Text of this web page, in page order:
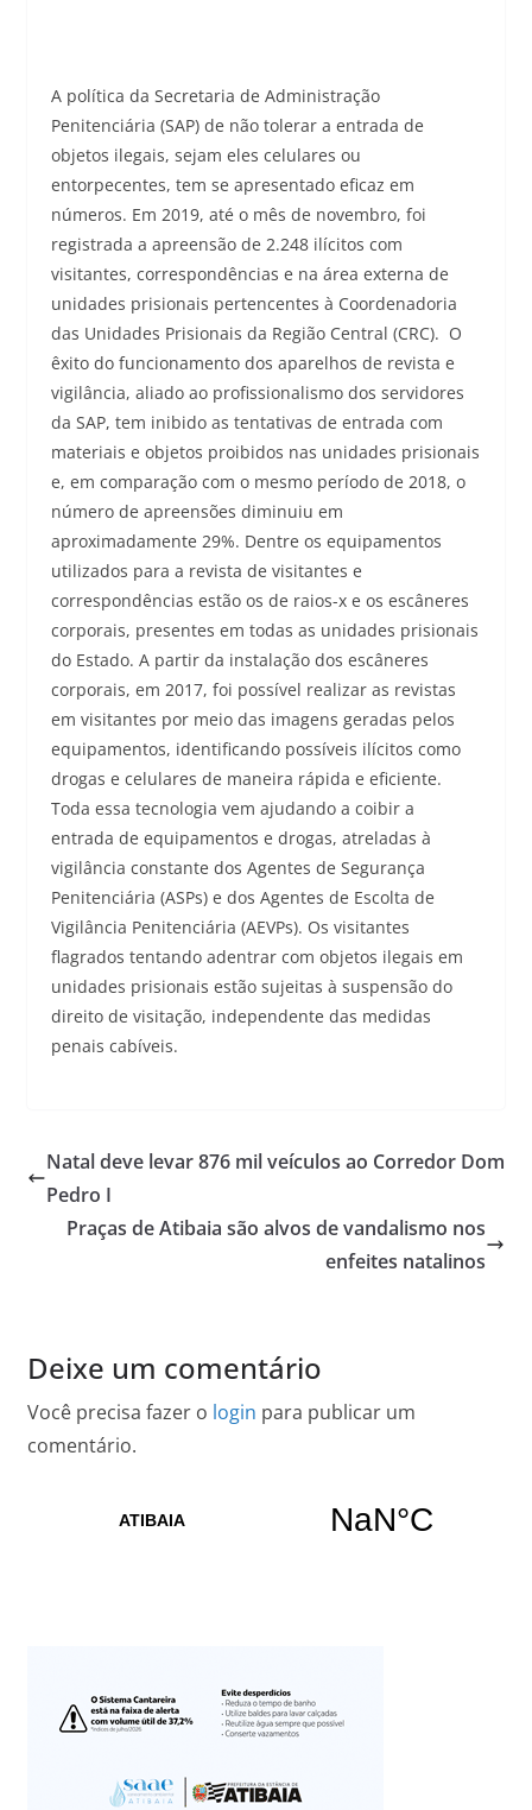
A política da Secretaria de Administração
Penitenciária (SAP) de não tolerar a entrada de
objetos ilegais, sejam eles celulares ou
entorpecentes, tem se apresentado eficaz em
números. Em 2019, até o mês de novembro, foi
registrada a apreensão de 2.248 ilícitos com
visitantes, correspondências e na área externa de
unidades prisionais pertencentes à Coordenadoria
das Unidades Prisionais da Região Central (CRC). O
êxito do funcionamento dos aparelhos de revista e
vigilância, aliado ao profissionalismo dos servidores
da SAP, tem inibido as tentativas de entrada com
materiais e objetos proibidos nas unidades prisionais
e, em comparação com o mesmo período de 2018, o
número de apreensões diminuiu em
aproximadamente 29%. Dentre os equipamentos
utilizados para a revista de visitantes e
correspondências estão os de raios-x e os escâneres
corporais, presentes em todas as unidades prisionais
do Estado. A partir da instalação dos escâneres
corporais, em 2017, foi possível realizar as revistas
em visitantes por meio das imagens geradas pelos
equipamentos, identificando possíveis ilícitos como
drogas e celulares de maneira rápida e eficiente.
Toda essa tecnologia vem ajudando a coibir a
entrada de equipamentos e drogas, atreladas à
vigilância constante dos Agentes de Segurança
Penitenciária (ASPs) e dos Agentes de Escolta de
Vigilância Penitenciária (AEVPs). Os visitantes
flagrados tentando adentrar com objetos ilegais em
unidades prisionais estão sujeitas à suspensão do
direito de visitação, independente das medidas
penais cabíveis.
Natal deve levar 876 mil veículos ao Corredor Dom
Pedro I
Praças de Atibaia são alvos de vandalismo nos
enfeites natalinos
Deixe um comentário
Você precisa fazer o login para publicar um
comentário.